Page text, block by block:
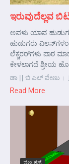
ಇರುವುದೆಲ್ಲವ
ಅವಳು ಯಾವ
ಹುಡುಗರು
ಲೆಕ್ಚರರ್‌ಗಳು ಪಾಠ
ಕೇಳಲಾಗದೆ ಶ್ರೀಯ
ಡಾ || ಬಿ ಎಲ್ ವೇಣು
Read More